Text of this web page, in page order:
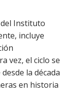
del Instituto
incluye
vez, el ciclo se
la década
en historia